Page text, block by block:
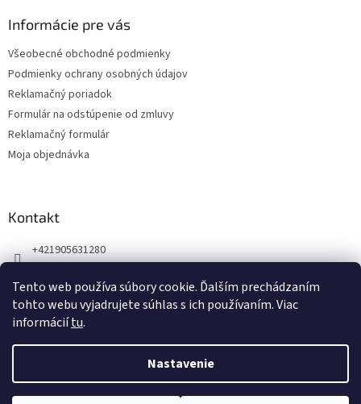
Tento web používa súbory cookie. Ďalším prechádzaním
tohto webu vyjadrujete súhlas s ich používaním. Viac
informáciítu.
Nastavenie
Informácie pre vás
Všeobecné obchodné podmienky
Podmienky ochrany osobných údajov
Reklamačný poriadok
Formulár na odstúpenie od zmluvy
Reklamačný formulár
Moja objednávka
Kontakt
+421905631280
123zdravie.sk/
Vytvoril Shoptet